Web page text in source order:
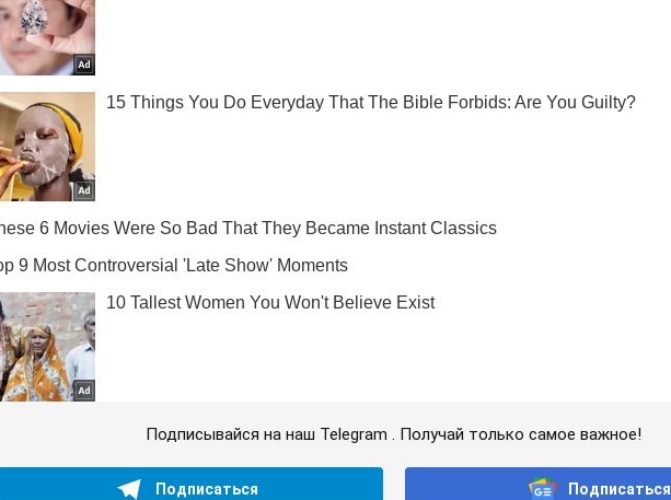
Подписывайся на наш Telegram . Получай только самое важное!
Подписаться Подписаться